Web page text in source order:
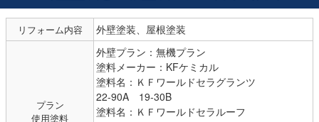
リフォーム内容 外壁塗装、屋根塗装
プラン
使用塗料
外壁プラン：無機プラン
塗料メーカー：KFケミカル
塗料名：ＫＦワールドセラグランツ
22-90A 19-30B
塗料名：ＫＦワールドセラルーフ